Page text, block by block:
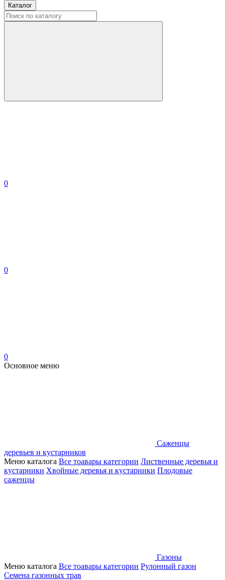
Каталог
0
0
0
Основное меню
Саженцы
деревьев и кустарников
Меню каталога Все тоавары категории Лиственные деревья и
кустарники Хвойные деревья и кустарники Плодовые
саженцы
Газоны
Меню каталога Все тоавары категории Рулонный газон
Семена газонных трав